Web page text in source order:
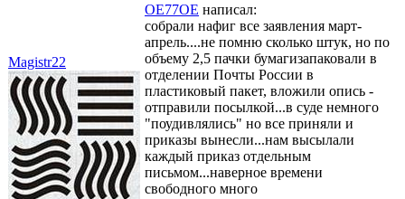
Magistr22
OE77OE написал:
собрали нафиг все заявления март-
апрель....не помню сколько штук, но по
объему 2,5 пачки бумагизапаковали в
отделении Почты России в
пластиковый пакет, вложили опись -
отправили посылкой...в суде немного
"поудивлялись" но все приняли и
приказы вынесли...нам высылали
каждый приказ отдельным
письмом...наверное времени
свободного много